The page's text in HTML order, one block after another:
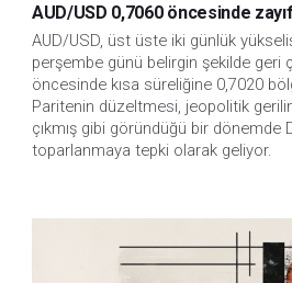
AUD/USD 0,7060 öncesinde
AUD/USD, üst üste iki günlük
perşembe günü belirgin şekilde geri
öncesinde kısa süreliğine 0,7020
Paritenin düzeltmesi, jeopolitik
çıkmış gibi göründüğü bir dönemde
toparlanmaya tepki olarak geliyor.